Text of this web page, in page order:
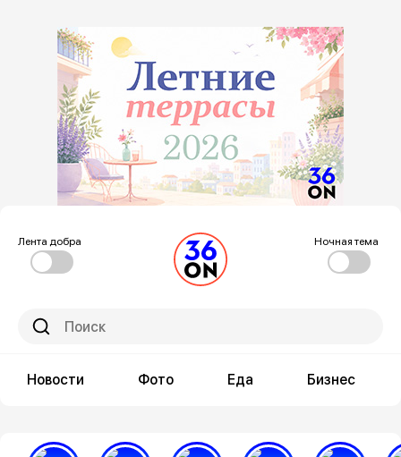
Лента добра Ночная тема
Новости Фото Еда Бизнес